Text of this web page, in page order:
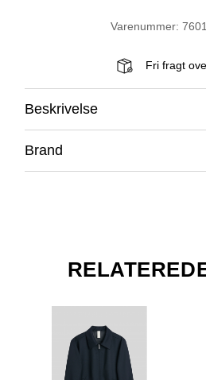
Varenummer:
Fri fragt
Beskrivelse
Brand